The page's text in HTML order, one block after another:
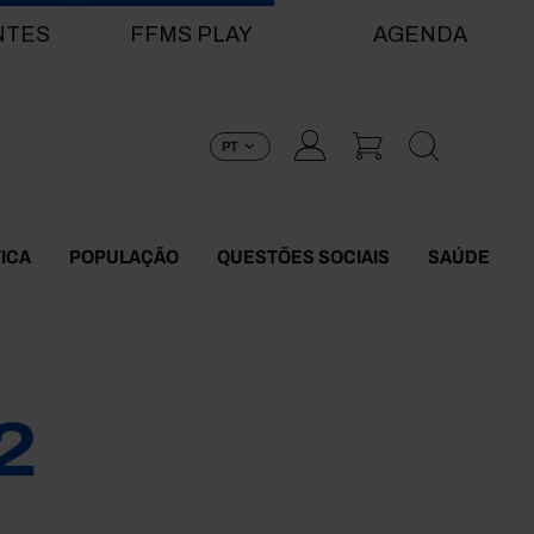
FFMS PLAY AGENDA
PT
POPULAÇÃO QUESTÕES SOCIAIS SAÚDE